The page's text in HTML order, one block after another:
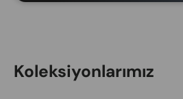
Koleksiyonlarımız